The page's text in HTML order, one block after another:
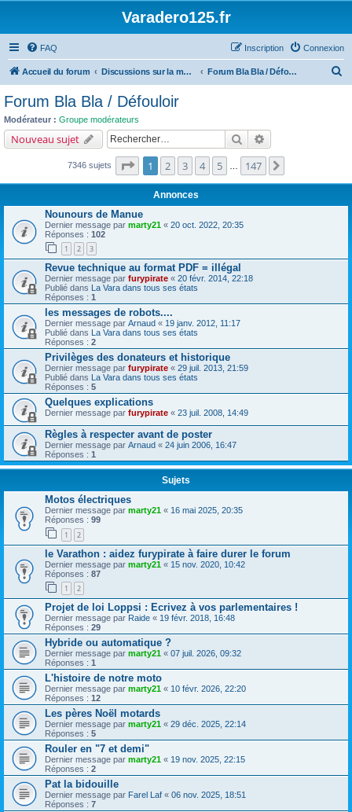
Varadero125.fr
FAQ Connexion
Inscription
Accueil du forum Discussions sur la moto en général... Forum Bla Bla / Défouloir
c
Forum Bla Bla / Défouloir
Modérateur : Groupe modérateurs
Nouveau sujet Rechercher
7346 sujets Page sur147
1 2 3 4 5 147
Annonces
Nounours de Manue
Dernier message par marty21 « 20 oct. 2022, 20:35
Réponses : 102
1 2 3
Revue technique au format PDF = illégal
Dernier message par furypirate « 20 févr. 2014, 22:18
Publié dans La Vara dans tous ses états
Réponses : 1
les messages de robots....
Dernier message par Arnaud « 19 janv. 2012, 11:17
Publié dans La Vara dans tous ses états
Réponses : 2
Privilèges des donateurs et historique
Dernier message par furypirate « 29 juil. 2013, 21:59
Publié dans La Vara dans tous ses états
Réponses : 5
Quelques explications
Dernier message par furypirate « 23 juil. 2008, 14:49
Règles à respecter avant de poster
Dernier message par Arnaud « 24 juin 2006, 16:47
Réponses : 1
Sujets
Motos électriques
Dernier message par marty21 « 16 mai 2025, 20:35
Réponses : 99
1 2
le Varathon : aidez furypirate à faire durer le forum
Dernier message par marty21 « 15 nov. 2020, 10:42
Réponses : 87
1 2
Projet de loi Loppsi : Ecrivez à vos parlementaires !
Dernier message par Raide « 19 févr. 2018, 16:48
Réponses : 29
Hybride ou automatique ?
Dernier message par marty21 « 07 juil. 2026, 09:32
Réponses : 1
L'histoire de notre moto
Dernier message par marty21 « 10 févr. 2026, 22:20
Réponses : 12
Les pères Noël motards
Dernier message par marty21 « 29 déc. 2025, 22:14
Réponses : 5
Rouler en "7 et demi"
Dernier message par marty21 « 19 nov. 2025, 22:15
Réponses : 2
Pat la bidouille
Dernier message par Farel Laf « 06 nov. 2025, 18:51
Réponses : 7